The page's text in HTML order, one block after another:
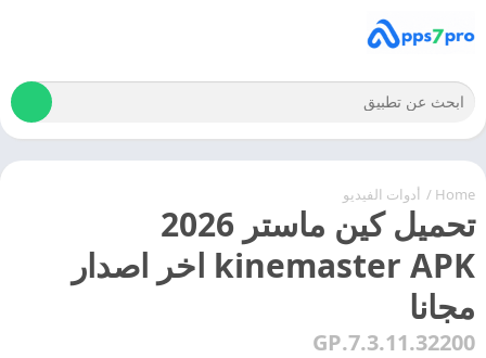
Home
/ أدوات الفيديو
تحميل كين ماستر 2026
kinemaster APK اخر اصدار
مجانا
7.3.11.32200.GP